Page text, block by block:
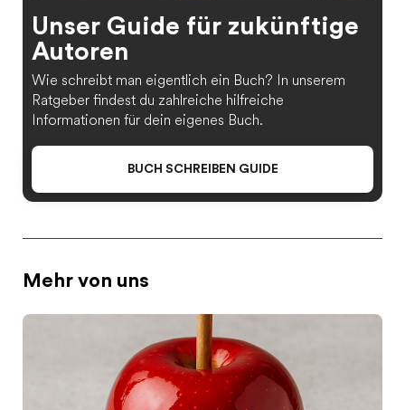
Unser Guide für zukünftige
Autoren
Wie schreibt man eigentlich ein Buch? In unserem
Ratgeber findest du zahlreiche hilfreiche
Informationen für dein eigenes Buch.
BUCH SCHREIBEN GUIDE
Mehr von uns